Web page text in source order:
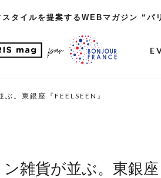
タイルを提案するWEBマガジン “パ
。東銀座『FEELSEEN』
雑貨が並ぶ。東銀座